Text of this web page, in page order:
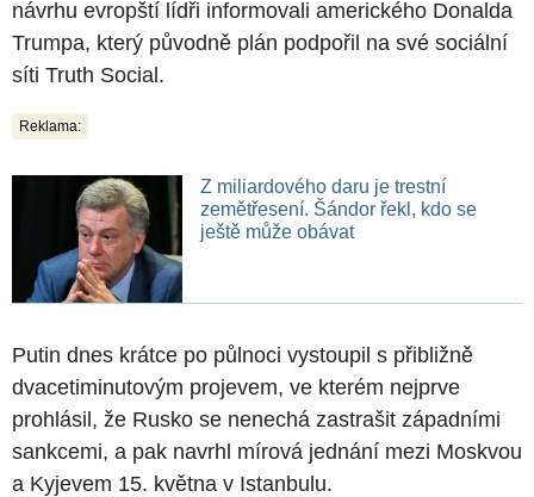
návrhu evropští lídři informovali amerického Donalda
Trumpa, který původně plán podpořil na své sociální
síti Truth Social.
Reklama:
Z miliardového daru je trestní
zemětřesení. Šándor řekl, kdo se
ještě může obávat
Putin dnes krátce po půlnoci vystoupil s přibližně
dvacetiminutovým projevem, ve kterém nejprve
prohlásil, že Rusko se nenechá zastrašit západními
sankcemi, a pak navrhl mírová jednání mezi Moskvou
a Kyjevem 15. května v Istanbulu.